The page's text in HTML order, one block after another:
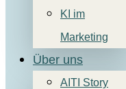
KI im
Marketing
Über uns
AITI Story